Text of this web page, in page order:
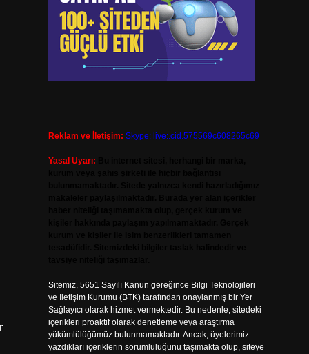
Reklam ve İletişim: Skype: live:.cid.575569c608265c69
Yasal Uyarı:
Sitemiz, 5651 Sayılı Kanun gereğince Bilgi Teknolojileri
ve İletişim Kurumu (BTK) tarafından onaylanmış bir Yer
Sağlayıcı olarak hizmet vermektedir. Bu nedenle, sitedeki
içerikleri proaktif olarak denetleme veya araştırma
yükümlülüğümüz bulunmamaktadır. Ancak, üyelerimiz
yazdıkları içeriklerin sorumluluğunu taşımakta olup, siteye